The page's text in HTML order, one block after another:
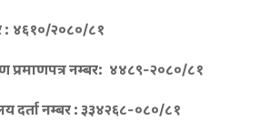
: ४६१०/२०८०/८१
नम्बर: ४४८९-२०८०/८१
दर्ता नम्बर : ३३४२६८-०८०/८१